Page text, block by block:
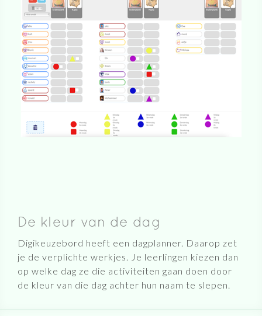
De kleur van de dag
Digikeuzebord heeft een dagplanner. Daarop zet
je de verplichte werkjes. Je leerlingen kiezen dan
op welke dag ze die activiteiten gaan doen door
de kleur van die dag achter hun naam te slepen.